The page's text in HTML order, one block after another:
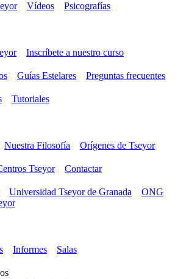
Vídeos Psicografías
Inscríbete a nuestro curso
Guías Estelares
Preguntas frecuentes
Tutoriales
Nuestra Filosofía
Orígenes de Tseyor
Tseyor
Contactar
Universidad Tseyor de Granada
ONG
Informes
Salas